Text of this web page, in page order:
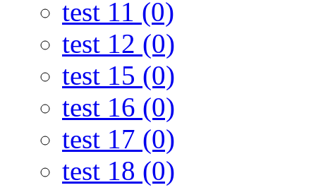
test 11 (0)
test 12 (0)
test 15 (0)
test 16 (0)
test 17 (0)
test 18 (0)